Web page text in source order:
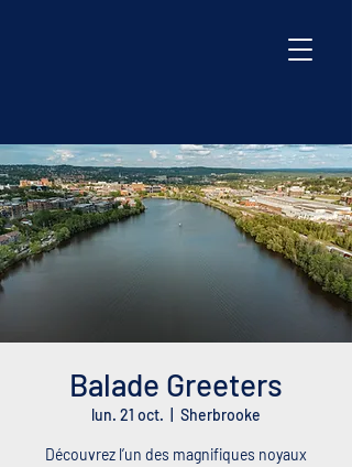
Balade Greeters
lun. 21 oct. Sherbrooke
Découvrez l’un des magnifiques noyaux